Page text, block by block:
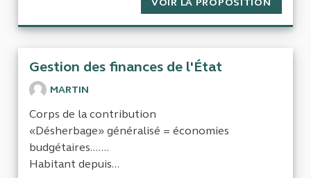
VOIR LA PROPOSITION
Gestion des finances de l'État
MARTIN
Corps de la contribution
«Désherbage» généralisé = économies
budgétaires.......
Habitant depuis...